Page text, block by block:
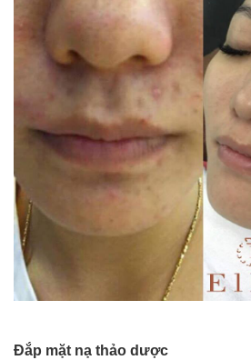
Đắp mặt nạ thảo dược